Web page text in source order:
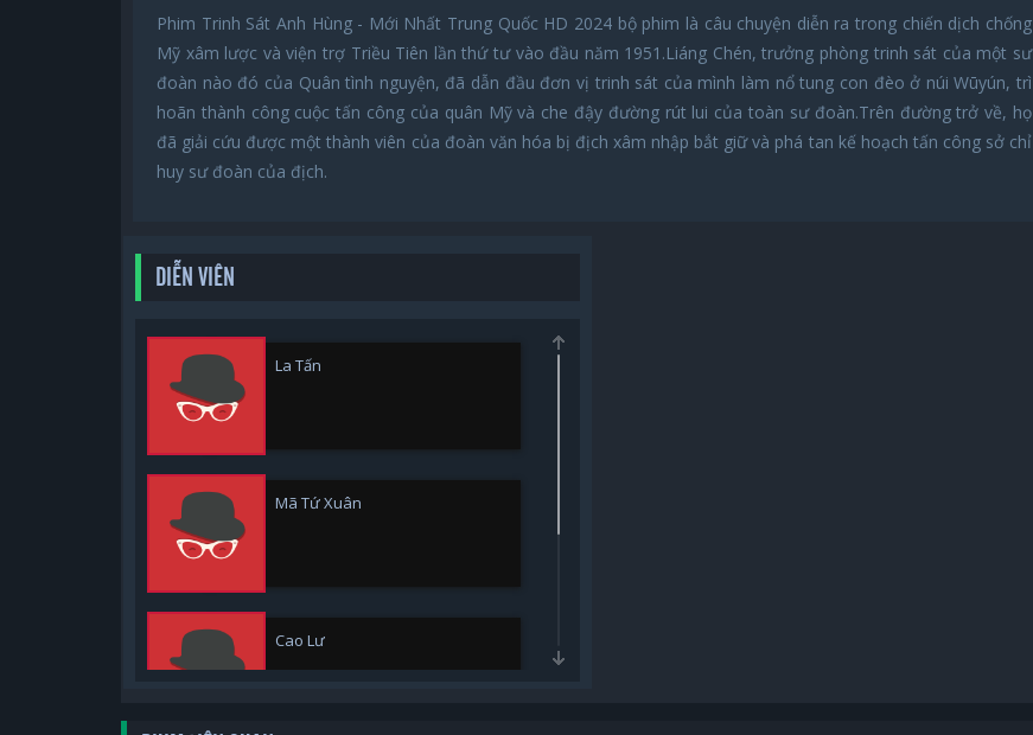
Phim Trinh Sát Anh Hùng - Mới Nhất Trung Quốc HD 2024 bộ phim là câu chuyện diễn ra trong chiến dịch chống
Mỹ xâm lược và viện trợ Triều Tiên lần thứ tư vào đầu năm 1951.Liáng Chén, trưởng phòng trinh sát của một sư
đoàn nào đó của Quân tình nguyện, đã dẫn đầu đơn vị trinh sát của mình làm nổ tung con đèo ở núi Wūyún, trì
hoãn thành công cuộc tấn công của quân Mỹ và che đậy đường rút lui của toàn sư đoàn.Trên đường trở về, họ
đã giải cứu được một thành viên của đoàn văn hóa bị địch xâm nhập bắt giữ và phá tan kế hoạch tấn công sở chỉ
huy sư đoàn của địch.
DIỄN VIÊN
La Tấn
Mã Tứ Xuân
Cao Lư